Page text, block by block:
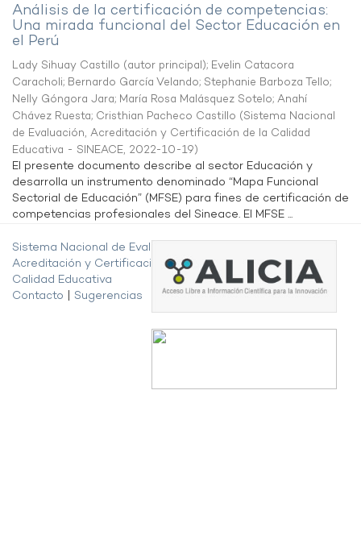
Análisis de la certificación de competencias:
Una mirada funcional del Sector Educación en
el Perú
Lady Sihuay Castillo (autor principal); Evelin Catacora
Caracholi; Bernardo García Velando; Stephanie Barboza Tello;
Nelly Góngora Jara; María Rosa Malásquez Sotelo; Anahí
Chávez Ruesta; Cristhian Pacheco Castillo (Sistema Nacional
de Evaluación, Acreditación y Certificación de la Calidad
Educativa - SINEACE, 2022-10-19)
El presente documento describe al sector Educación y
desarrolla un instrumento denominado “Mapa Funcional
Sectorial de Educación” (MFSE) para fines de certificación de
competencias profesionales del Sineace. El MFSE ...
Sistema Nacional de Evaluación,
Acreditación y Certificación de la
Calidad Educativa
Contacto
Sugerencias